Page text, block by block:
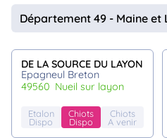
Département 49 - Maine et
DE LA SOURCE DU LAYON
Epagneul Breton
49560
nueil sur layon
Etalon
Dispo
Chiots
Dispo
Chiots
A venir